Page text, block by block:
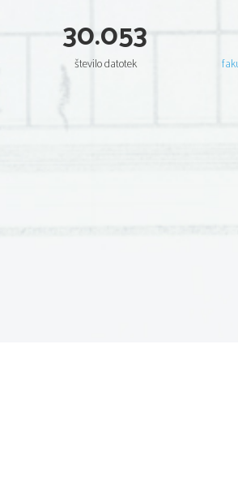
What is surprising  abo ut t el lin g t ime?
Who is in charg e of time standar ds?
What is used i n a ir na v igat i on to  a voi d
30.053
število datotek